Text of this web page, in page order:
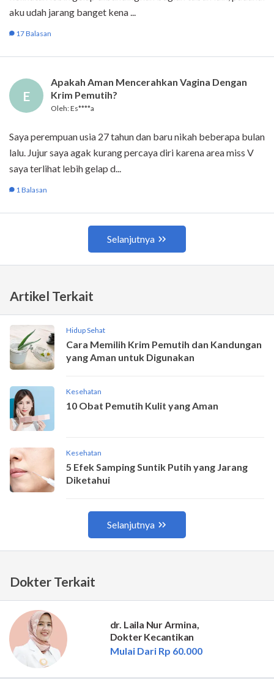
Dokter Terkait